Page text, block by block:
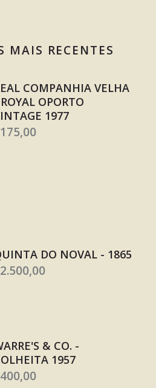
MAIS RECENTES
COMPANHIA VELHA
OPORTO
1977
175,00
DO NOVAL - 1865
2.500,00
& CO. -
1957
400,00